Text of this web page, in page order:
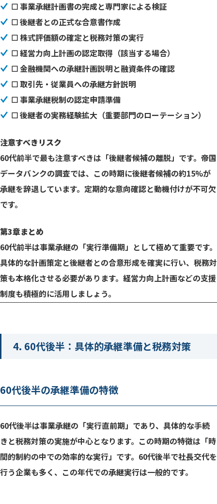
☐ 事業承継計画書の完成と専門家による検証
☐ 後継者との正式な合意書作成
☐ 株式評価額の確定と税務対策の実行
☐ 経営力向上計画の認定取得（該当する場合）
☐ 金融機関への承継計画説明と融資条件の確認
☐ 取引先・従業員への承継方針説明
☐ 事業承継税制の認定申請準備
☐ 後継者の実務経験拡大（重要部門のローテーション）
注意すべきリスク
60代前半で最も注意すべきは「後継者候補の離脱」です。帝国
データバンクの調査では、この時期に後継者候補の約15%が
承継を辞退しています。定期的な意向確認と動機付けが不可欠
です。
第3章まとめ
60代前半は事業承継の「実行準備期」として極めて重要です。
具体的な計画策定と後継者との合意形成を確実に行い、税務対
策も本格化させる必要があります。経営力向上計画などの支援
制度も積極的に活用しましょう。
4. 60代後半：具体的承継準備と税務対策
60代後半の承継準備の特徴
60代後半は事業承継の「実行直前期」であり、具体的な手続
きと税務対策の実施が中心となります。この時期の特徴は「時
間的制約の中での効率的な実行」です。60代後半で社長交代を
行う企業も多く、この年代での承継実行は一般的です。